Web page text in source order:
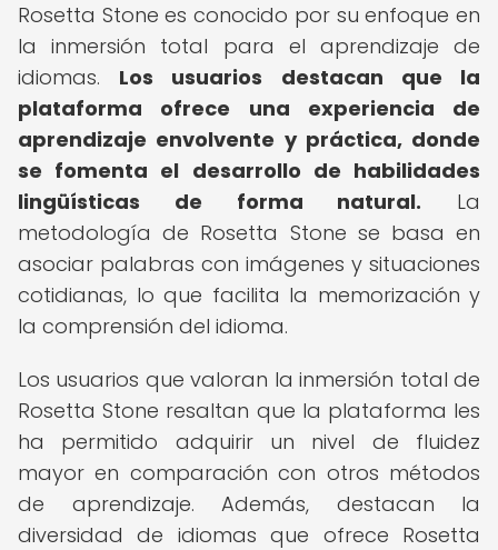
Rosetta Stone es conocido por su enfoque en
la inmersión total para el aprendizaje de
idiomas. Los usuarios destacan que la
plataforma ofrece una experiencia de
aprendizaje envolvente y práctica, donde
se fomenta el desarrollo de habilidades
lingüísticas de forma natural. La
metodología de Rosetta Stone se basa en
asociar palabras con imágenes y situaciones
cotidianas, lo que facilita la memorización y
la comprensión del idioma.
Los usuarios que valoran la inmersión total de
Rosetta Stone resaltan que la plataforma les
ha permitido adquirir un nivel de fluidez
mayor en comparación con otros métodos
de aprendizaje. Además, destacan la
diversidad de idiomas que ofrece Rosetta